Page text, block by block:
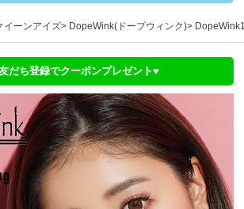
イーンアイズ DopeWink(ドープウィンク)
だち登録でクーポンプレゼント♥